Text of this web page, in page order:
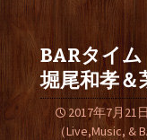
BARタイ
堀尾和孝＆
2017年7月21日
（Live,Music, &